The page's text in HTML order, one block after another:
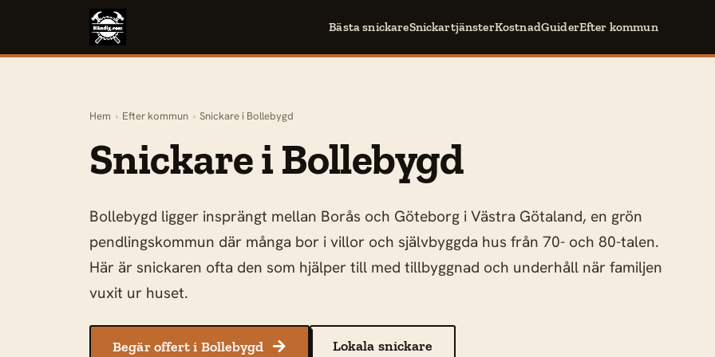
Bästa snickareSnickartjänsterKostnadGuiderEfter kommun
Hem › Efter kommun › Snickare i Bollebygd
Snickare i Bollebygd
Bollebygd ligger insprängt mellan Borås och Göteborg i Västra Götaland, en grön
pendlingskommun där många bor i villor och självbyggda hus från 70- och 80-talen.
Här är snickaren ofta den som hjälper till med tillbyggnad och underhåll när familjen
vuxit ur huset.
Begär offert i Bollebygd  Lokala snickare